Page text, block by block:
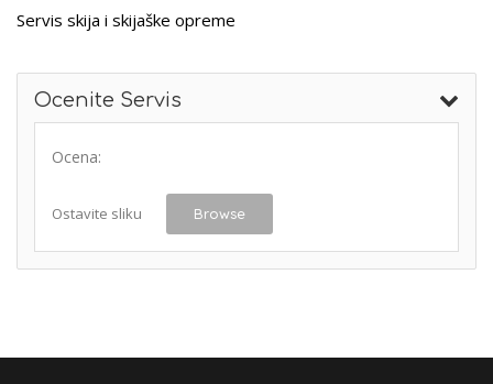
Servis skija i skijaške opreme
Ocenite Servis
Ocena:
Ostavite sliku Browse